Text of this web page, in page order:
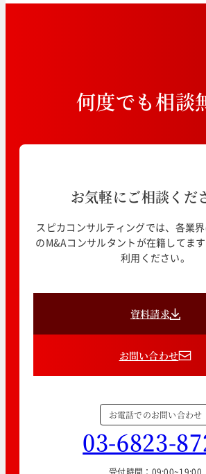
何度でも相談
お気軽にご相談くだ
スピカコンサルティングでは、各業
のM&Aコンサルタントが在籍してま
利用ください。
資料請求
お問い合わせ
お電話でのお問い合わせ
03-6823-